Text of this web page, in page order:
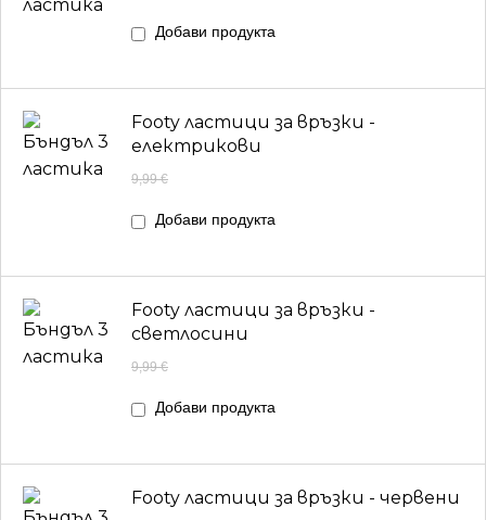
Добави продукта
Footy ластици за връзки -
електрикови
9,99€
Добави продукта
Footy ластици за връзки -
светлосини
9,99€
Добави продукта
Footy ластици за връзки - червени